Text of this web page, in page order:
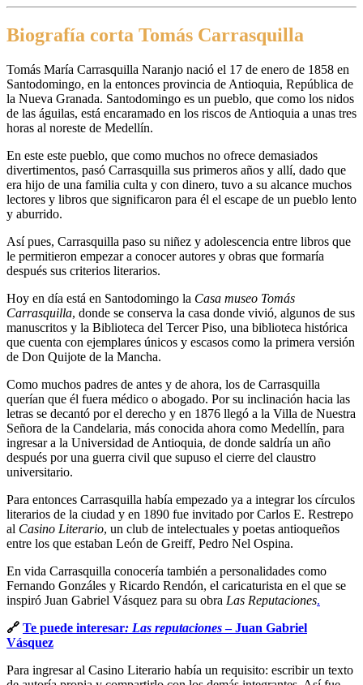
Biografía corta Tomás Carrasquilla
Tomás María Carrasquilla Naranjo nació el 17 de enero de 1858 en
Santodomingo, en la entonces provincia de Antioquia, República de
la Nueva Granada. Santodomingo es un pueblo, que como los nidos
de las águilas, está encaramado en los riscos de Antioquia a unas tres
horas al noreste de Medellín.
En este este pueblo, que como muchos no ofrece demasiados
divertimentos, pasó Carrasquilla sus primeros años y allí, dado que
era hijo de una familia culta y con dinero, tuvo a su alcance muchos
lectores y libros que significaron para él el escape de un pueblo lento
y aburrido.
Así pues, Carrasquilla paso su niñez y adolescencia entre libros que
le permitieron empezar a conocer autores y obras que formaría
después sus criterios literarios.
Hoy en día está en Santodomingo la Casa museo Tomás
Carrasquilla, donde se conserva la casa donde vivió, algunos de sus
manuscritos y la Biblioteca del Tercer Piso, una biblioteca histórica
que cuenta con ejemplares únicos y escasos como la primera versión
de Don Quijote de la Mancha.
Como muchos padres de antes y de ahora, los de Carrasquilla
querían que él fuera médico o abogado. Por su inclinación hacia las
letras se decantó por el derecho y en 1876 llegó a la Villa de Nuestra
Señora de la Candelaria, más conocida ahora como Medellín, para
ingresar a la Universidad de Antioquia, de donde saldría un año
después por una guerra civil que supuso el cierre del claustro
universitario.
Para entonces Carrasquilla había empezado ya a integrar los círculos
literarios de la ciudad y en 1890 fue invitado por Carlos E. Restrepo
al Casino Literario, un club de intelectuales y poetas antioqueños
entre los que estaban León de Greiff, Pedro Nel Ospina.
En vida Carrasquilla conocería también a personalidades como
Fernando Gonzáles y Ricardo Rendón, el caricaturista en el que se
inspiró Juan Gabriel Vásquez para su obra Las Reputaciones.
🔗 Te puede interesar: Las reputaciones– Juan Gabriel
Vásquez
Para ingresar al Casino Literario había un requisito: escribir un texto